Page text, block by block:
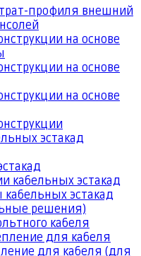
профиля внешний
на основе
на основе
на основе
эстакад
кабельных эстакад
эстакад
решения)
кабеля
для кабеля
для кабеля (для